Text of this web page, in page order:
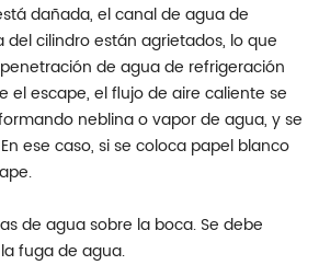
dañada, el canal de agua de
del cilindro están agrietados, lo que
de agua de refrigeración
el escape, el flujo de aire caliente se
neblina o vapor de agua, y se
ese caso, si se coloca papel blanco
de agua sobre la boca. Se debe
fuga de agua.